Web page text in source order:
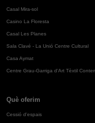
Casal Mira-sol
Casino La Floresta
Casal Les Planes
Sala Clavé - La Unió Centre Cultural
Casa Aymat
Centre Grau-Garriga d'Art Tèxtil
Què oferim
Cessió d'espais